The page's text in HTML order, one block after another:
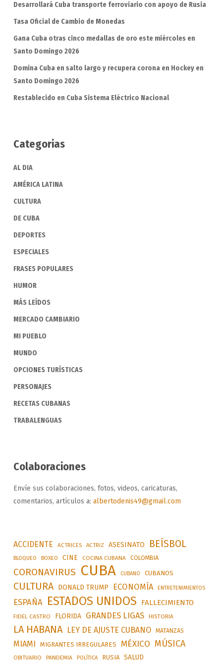
Desarrollará Cuba transporte ferroviario con apoyo de Rusia
Tasa Oficial de Cambio de Monedas
Gana Cuba otras cinco medallas de oro este miércoles en
Santo Domingo 2026
Domina Cuba en salto largo y recupera corona en Hockey en
Santo Domingo 2026
Restablecido en Cuba Sistema Eléctrico Nacional
Categorias
AL DIA
AMÉRICA LATINA
CULTURA
DE CUBA
DEPORTES
ESPECIALES
FRASES POPULARES
HUMOR
MÁS LEÍDOS
MERCADO CAMBIARIO
MI PUEBLO
MUNDO
OPCIONES TURÍSTICAS
PERSONAJES
RECETAS CUBANAS
TRABALENGUAS
Colaboraciones
Envíe sus colaboraciones, fotos, videos, caricaturas,
comentarios, artículos a: albertodenis49@gmail.com
ACCIDENTE ACTRICES ACTRIZ ASESINATO BEÍSBOL
BLOQUEO BOXEO CINE COCINA CUBANA COLOMBIA
CORONAVIRUS CUBA CUBANO CUBANOS
CULTURA DONALD TRUMP ECONOMÍA ENTRETENIMIENTOS
ESPAÑA ESTADOS UNIDOS FALLECIMIENTO
FIDEL CASTRO FLORIDA GRANDES LIGAS HISTORIA
LA HABANA LEY DE AJUSTE CUBANO MATANZAS
MIAMI MIGRANTES IRREGULARES MÉXICO MÚSICA
OBITUARIO PANDEMIA POLÍTICA RUSIA SALUD